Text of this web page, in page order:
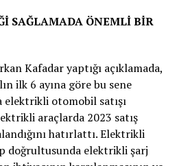
SAĞLAMADA ÖNEMLİ BİR
Kafadar yaptığı açıklamada,
ilk 6 ayına göre bu sene
elektrikli otomobil satışı
araçlarda 2023 satış
hatırlattı. Elektrikli
doğrultusunda elektrikli şarj